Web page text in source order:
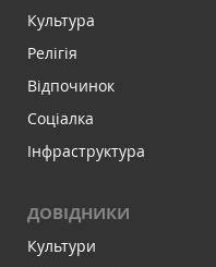
Культура
Релігія
Відпочинок
Соціалка
Інфраструктура
ДОВІДНИКИ
Культури